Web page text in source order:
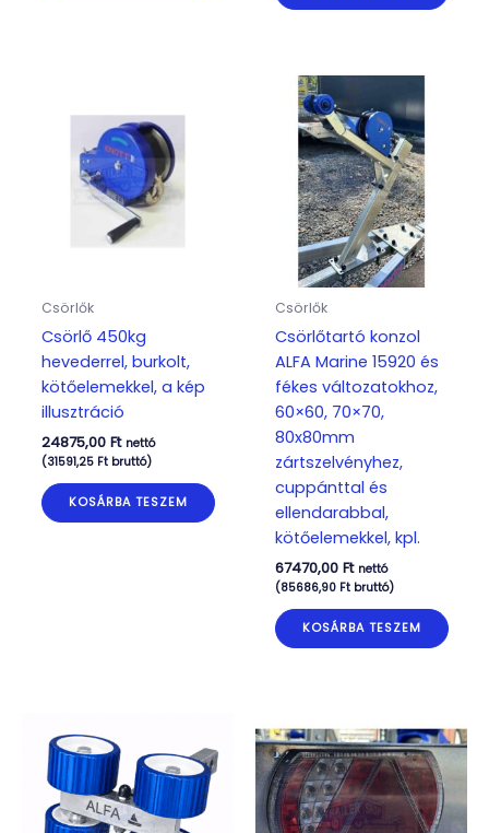
Csörlők
Csörlő 450kg
hevederrel, burkolt,
kötőelemekkel, a kép
illusztráció
24875,00 Ft nettó
(31591,25 Ftbruttó)
KOSÁRBA TESZEM
Csörlők
Csörlőtartó konzol
ALFA Marine 15920 és
fékes változatokhoz,
60×60, 70×70,
80x80mm
zártszelvényhez,
cuppánttal és
ellendarabbal,
kötőelemekkel, kpl.
67470,00 Ft nettó
(85686,90 Ftbruttó)
KOSÁRBA TESZEM